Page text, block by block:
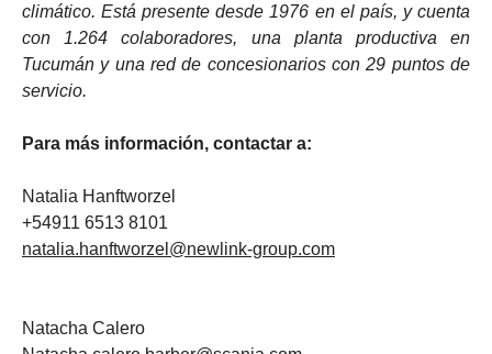
climático. Está presente desde 1976 en el país, y cuenta
con 1.264 colaboradores, una planta productiva en
Tucumán y una red de concesionarios con 29 puntos de
servicio.
Para más información, contactar a:
Natalia Hanftworzel
+54911 6513 8101
natalia.hanftworzel@newlink-group.com
Natacha Calero